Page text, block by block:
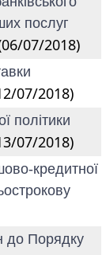
послуг
07/2018)
07/2018)
політики
07/2018)
кредитної
до Порядку